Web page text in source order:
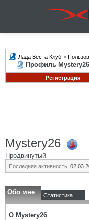
Лада Веста Клуб >
Профиль Mystery26
Регистрация
Mystery26
Продвинутый
Последняя активность:
Обо мне Статистика
О Mystery26